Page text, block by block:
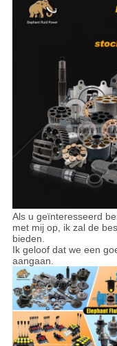
Als u geïnteresseerd
met mij op, ik zal de
bieden.
Ik geloof dat we een
aangaan.